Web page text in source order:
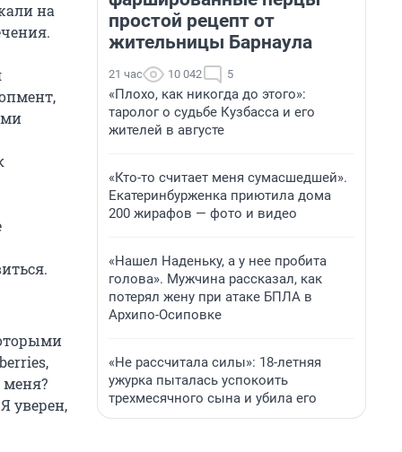
на
уверен,
простой рецепт от
жительницы Барнаула
21 час 10 042 5
«Плохо, как никогда до этого»:
таролог о судьбе Кузбасса и его
жителей в августе
«Кто-то считает меня сумасшедшей».
Екатеринбурженка приютила дома
200 жирафов — фото и видео
«Нашел Наденьку, а у нее пробита
голова». Мужчина рассказал, как
потерял жену при атаке БПЛА в
Архипо-Осиповке
«Не рассчитала силы»: 18-летняя
ужурка пыталась успокоить
трехмесячного сына и убила его